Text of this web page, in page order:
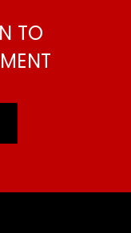
TO